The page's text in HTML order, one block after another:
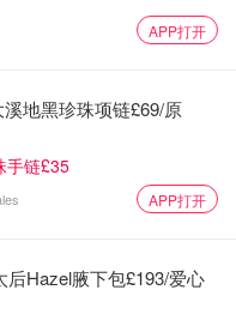
APP打开
地黑珍珠项链£69/原
手链£35
APP打开
Hazel腋下包£193/爱心